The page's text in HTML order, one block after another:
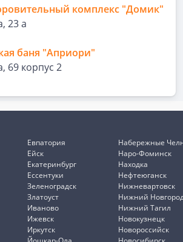
комплекс "Домик"
23 а
баня "Априори"
69 корпус 2
Евпатория
Ейск
Екатеринбург
Ессентуки
Зеленоградск
Златоуст
Иваново
Ижевск
Иркутск
Набережные
Наро-Фоминск
Находка
Нефтеюганск
Нижневартовск
Нижний
Нижний Тагил
Новокузнецк
Новороссийск